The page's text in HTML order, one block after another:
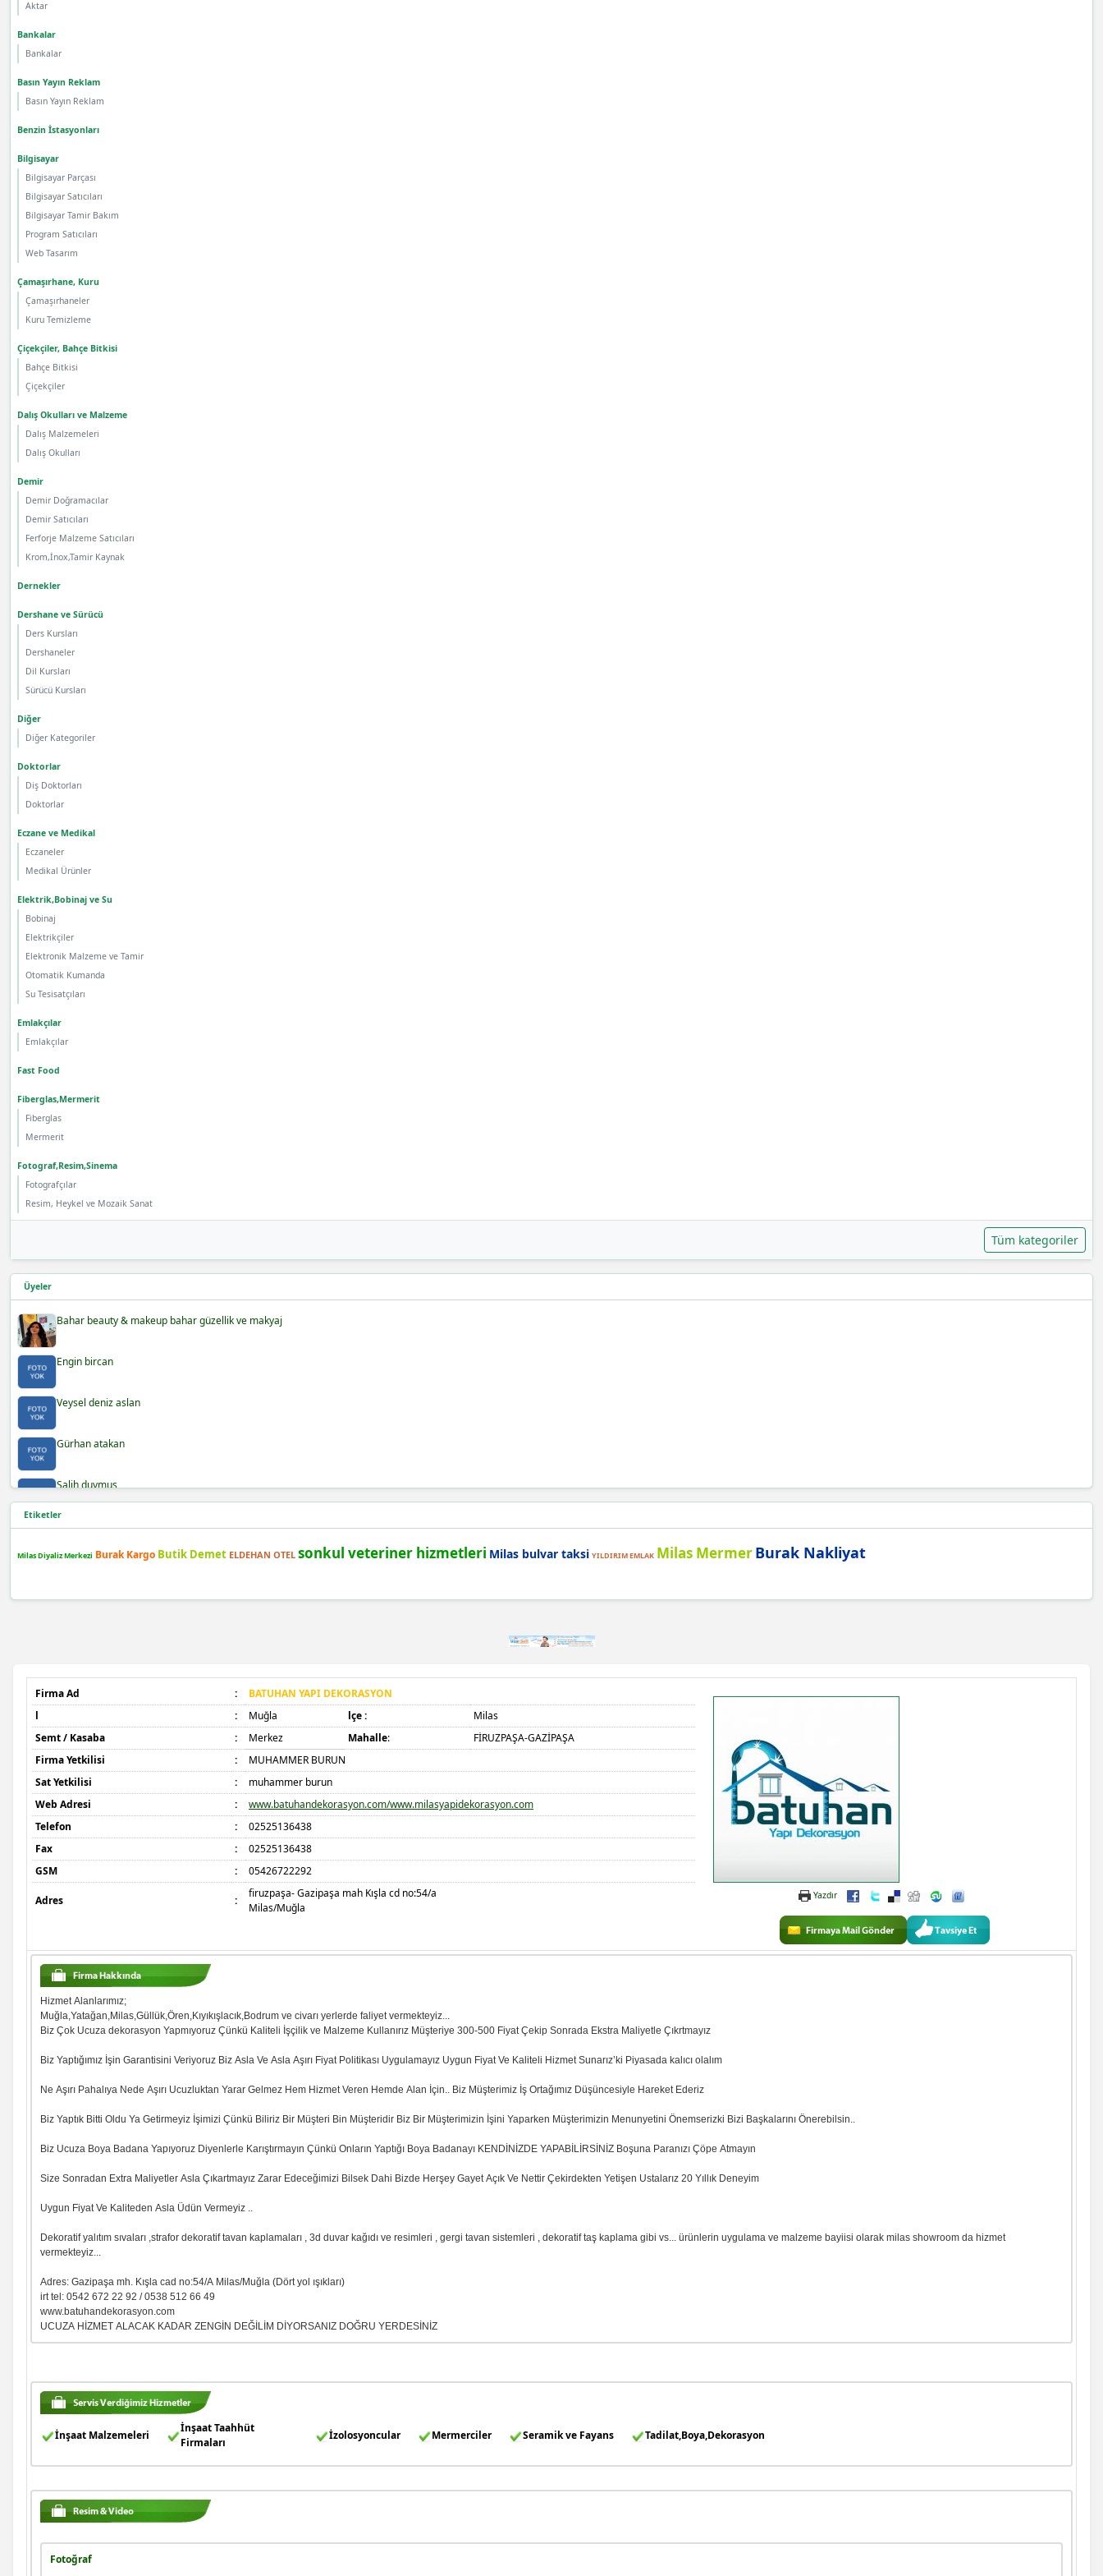
Aktar
Bankalar
Bankalar
Basın Yayın Reklam
Basın Yayın Reklam
Benzin İstasyonları
Bilgisayar
Bilgisayar Parçası
Bilgisayar Satıcıları
Bilgisayar Tamir Bakım
Program Satıcıları
Web Tasarım
Çamaşırhane, Kuru
Çamaşırhaneler
Kuru Temizleme
Çiçekçiler, Bahçe Bitkisi
Bahçe Bitkisi
Çiçekçiler
Dalış Okulları ve Malzeme
Dalış Malzemeleri
Dalış Okulları
Demir
Demir Doğramacılar
Demir Satıcıları
Ferforje Malzeme Satıcıları
Krom,İnox,Tamir Kaynak
Dernekler
Dershane ve Sürücü
Ders Kursları
Dershaneler
Dil Kursları
Sürücü Kursları
Diğer
Diğer Kategoriler
Doktorlar
Diş Doktorları
Doktorlar
Eczane ve Medikal
Eczaneler
Medikal Ürünler
Elektrik,Bobinaj ve Su
Bobinaj
Elektrikçiler
Elektronik Malzeme ve Tamir
Otomatik Kumanda
Su Tesisatçıları
Emlakçılar
Emlakçılar
Fast Food
Fiberglas,Mermerit
Fiberglas
Mermerit
Fotograf,Resim,Sinema
Fotografçılar
Resim, Heykel ve Mozaik Sanat
Tüm kategoriler
Üyeler
Bahar beauty & makeup bahar güzellik ve makyaj
Engin bircan
Veysel deniz aslan
Gürhan atakan
Salih duymuş
Burak demir
İdris çolak
Gökhan keleş
Gökhan keleş
Emre kaya
Erdal senel
Mustafa yavuz
Marin çevre
Veriemlak seferihisar
Motosiklet lastikleri servisi buz motor 0252 313...
Hasan sürek
Hidayet kabaçam
Doğan akgün
Galip korkmaz
Nesim solmaz
Nuart mimarlık
Veri emlak seferihisar şb.
Miraç önder mil
Etiketler
Milas Diyaliz Merkezi Burak Kargo Butik Demet ELDEHAN OTEL sonkul veteriner hizmetleri Milas bulvar taksi YILDIRIM EMLAK Milas MermerBurak Nakliyat
Firma Ad :
BATUHAN YAPI DEKORASYON
l
: Muğla lçe :
Milas
Semt / Kasaba
: Merkez Mahalle:
FİRUZPAŞA-GAZİPAŞA
Firma Yetkilisi
:
MUHAMMER BURUN
Sat Yetkilisi
:
muhammer burun
Web Adresi
:
www.batuhandekorasyon.com/www.milasyapidekorasyon.com
Telefon
:
02525136438
Fax
:
02525136438
GSM
: 05426722292
Adres :
firuzpaşa- Gazipaşa mah Kışla cd no:54/a
Milas/Muğla
Yazdır
Hizmet Alanlarımız;
Muğla,Yatağan,Milas,Güllük,Ören,Kıyıkışlacık,Bodrum ve civarı yerlerde faliyet vermekteyiz...
Biz Çok Ucuza dekorasyon Yapmıyoruz Çünkü Kaliteli İşçilik ve Malzeme Kullanırız Müşteriye 300-500 Fiyat Çekip Sonrada Ekstra Maliyetle Çıkrtmayız
Biz Yaptığımız İşin Garantisini Veriyoruz Biz Asla Ve Asla Aşırı Fiyat Politikası Uygulamayız Uygun Fiyat Ve Kaliteli Hizmet Sunarız’ki Piyasada kalıcı olalım
Ne Aşırı Pahalıya Nede Aşırı Ucuzluktan Yarar Gelmez Hem Hizmet Veren Hemde Alan İçin.. Biz Müşterimiz İş Ortağımız Düşüncesiyle Hareket Ederiz
Biz Yaptık Bitti Oldu Ya Getirmeyiz İşimizi Çünkü Biliriz Bir Müşteri Bin Müşteridir Biz Bir Müşterimizin İşini Yaparken Müşterimizin Menunyetini Önemserizki Bizi Başkalarını Önerebilsin..
Biz Ucuza Boya Badana Yapıyoruz Diyenlerle Karıştırmayın Çünkü Onların Yaptığı Boya Badanayı KENDİNİZDE YAPABİLİRSİNİZ Boşuna Paranızı Çöpe Atmayın
Size Sonradan Extra Maliyetler Asla Çıkartmayız Zarar Edeceğimizi Bilsek Dahi Bizde Herşey Gayet Açık Ve Nettir Çekirdekten Yetişen Ustalarız 20 Yıllık Deneyim
Uygun Fiyat Ve Kaliteden Asla Üdün Vermeyiz ..
Dekoratif yalıtım sıvaları ,strafor dekoratif tavan kaplamaları , 3d duvar kağıdı ve resimleri , gergi tavan sistemleri , dekoratif taş kaplama gibi vs... ürünlerin uygulama ve malzeme bayiisi olarak milas showroom da hizmet
vermekteyiz...
Adres: Gazipaşa mh. Kışla cad no:54/A Milas/Muğla (Dört yol ışıkları)
irt tel: 0542 672 22 92 / 0538 512 66 49
www.batuhandekorasyon.com
UCUZA HİZMET ALACAK KADAR ZENGİN DEĞİLİM DİYORSANIZ DOĞRU YERDESİNİZ
İnşaat Malzemeleri
İnşaat Taahhüt
Firmaları
İzolosyoncular Mermerciler Seramik ve Fayans Tadilat,Boya,Dekorasyon
Fotoğraf